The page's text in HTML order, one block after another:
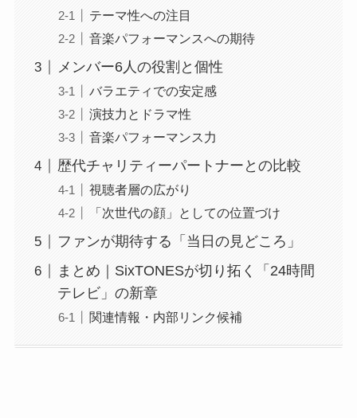
テーマ性への注目
音楽パフォーマンスへの期待
メンバー6人の役割と個性
バラエティでの安定感
演技力とドラマ性
音楽パフォーマンス力
歴代チャリティーパートナーとの比較
視聴者層の広がり
「次世代の顔」としての位置づけ
ファンが期待する「当日の見どころ」
まとめ｜SixTONESが切り拓く「24時間
テレビ」の新章
関連情報・内部リンク候補